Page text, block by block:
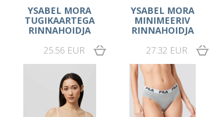
YSABEL MORA
TUGIKAARTEGA
RINNAHOIDJA
25.56 EUR
YSABEL MORA
MINIMEERIV
RINNAHOIDJA
27.32 EUR